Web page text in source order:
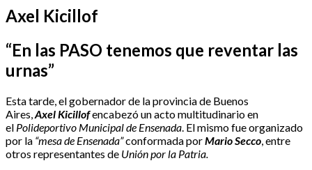
Axel Kicillof
“En las PASO tenemos que reventar las
urnas”
Esta tarde, el gobernador de la provincia de Buenos
Aires, Axel Kicillofencabezó un acto multitudinario en
el Polideportivo Municipal de Ensenada . El mismo fue organizado
por la “mesa de Ensenada”conformada porMario Secco , entre
otros representantes de Unión por la Patria.